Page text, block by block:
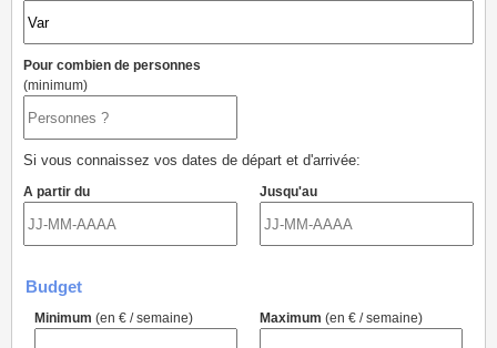
Pour combien de personnes
(minimum)
Si vous connaissez vos dates de départ et d'arrivée:
A partir du Jusqu'au
Budget
Minimum (en € / semaine) Maximum (en € / semaine)